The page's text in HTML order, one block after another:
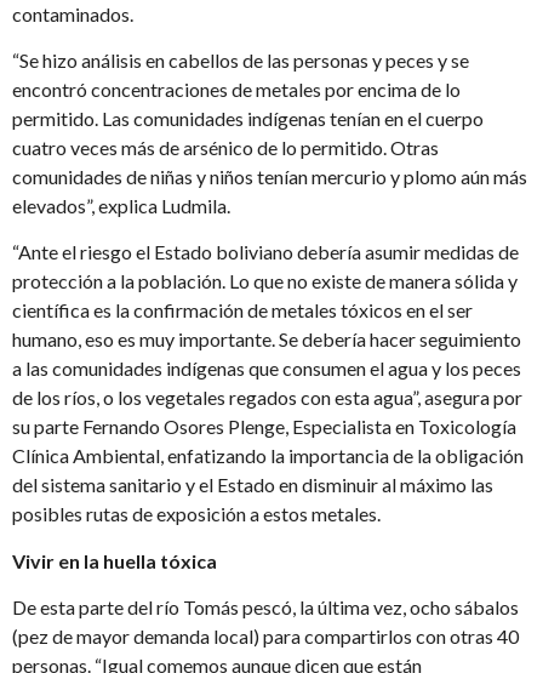
contaminados.
“Se hizo análisis en cabellos de las personas y peces y se
encontró concentraciones de metales por encima de lo
permitido. Las comunidades indígenas tenían en el cuerpo
cuatro veces más de arsénico de lo permitido. Otras
comunidades de niñas y niños tenían mercurio y plomo aún más
elevados”, explica Ludmila.
“Ante el riesgo el Estado boliviano debería asumir medidas de
protección a la población. Lo que no existe de manera sólida y
científica es la confirmación de metales tóxicos en el ser
humano, eso es muy importante. Se debería hacer seguimiento
a las comunidades indígenas que consumen el agua y los peces
de los ríos, o los vegetales regados con esta agua”, asegura por
su parte Fernando Osores Plenge, Especialista en Toxicología
Clínica Ambiental, enfatizando la importancia de la obligación
del sistema sanitario y el Estado en disminuir al máximo las
posibles rutas de exposición a estos metales.
Vivir en la huella tóxica
De esta parte del río Tomás pescó, la última vez, ocho sábalos
(pez de mayor demanda local) para compartirlos con otras 40
personas. “Igual comemos aunque dicen que están